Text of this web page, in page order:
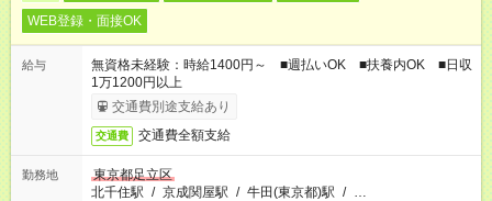
WEB登録・面接OK
給与
無資格未経験：時給1400円～ ■週払いOK ■扶養内OK ■日収
1万1200円以上
交通費別途支給あり
交通費 交通費全額支給
勤務地
東京都足立区
北千住駅 / 京成関屋駅 / 牛田(東京都)駅 / …